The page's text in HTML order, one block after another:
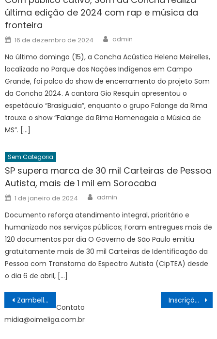
última edição de 2024 com rap e música da
fronteira
Posted
on
16 de dezembro de 2024 Author
admin
No último domingo (15), a Concha Acústica Helena Meirelles,
localizada no Parque das Nações Indígenas em Campo
Grande, foi palco do show de encerramento do projeto Som
da Concha 2024. A cantora Gio Resquin apresentou o
espetáculo “Brasiguaia”, enquanto o grupo Falange da Rima
trouxe o show “Falange da Rima Homenageia a Música de
MS”. […]
Sem Categoria
SP supera marca de 30 mil Carteiras de Pessoa
Autista, mais de 1 mil em Sorocaba
Posted
on
1 de janeiro de 2024 Author
admin
Documento reforça atendimento integral, prioritário e
humanizado nos serviços públicos; Foram entregues mais de
120 documentos por dia O Governo de São Paulo emitiu
gratuitamente mais de 30 mil Carteiras de Identificação da
Pessoa com Transtorno do Espectro Autista (CipTEA) desde
o dia 6 de abril, […]
Navegação
de
Post
Zambelli é libertada na Itália após tribunal negar extradição Inscrições para o 17º Festival de Música Rádio Nacional começam sexta
Contato
midia@oimeliga.com.br